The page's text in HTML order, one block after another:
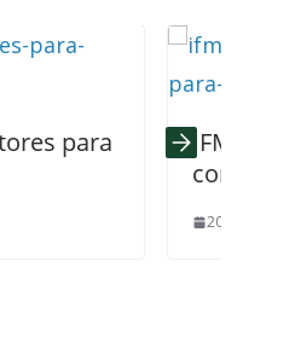
IFMG seleciona professor
conteudista para